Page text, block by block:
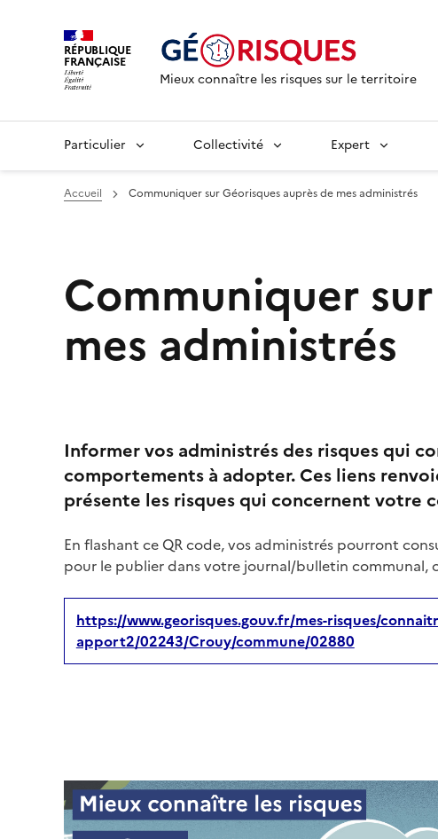
RÉPUBLIQUE
FRANÇAISE
Mieux connaître les risques sur le territoire
Particulier Collectivité Expert
Accueil Communiquer sur Géorisques auprès de mes administrés
Communiquer
mes administrés
Informer vos administrés des risques qui
comportements à adopter. Ces liens
présente les risques qui concernent votre
En flashant ce QR code, vos administrés pourront
pour le publier dans votre journal/bulletin communal,
https://www.georisques.gouv.fr/mes-risques/
apport2/02243/Crouy/commune/02880